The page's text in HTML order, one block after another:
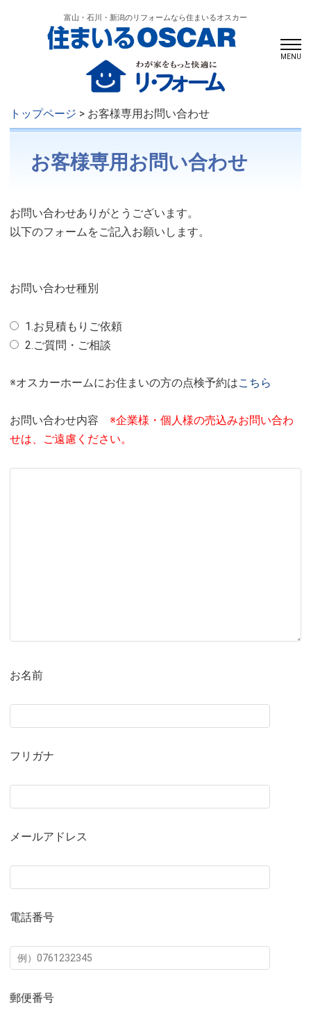
富山・石川・新潟のリフォームなら住まいるオスカー
MENU
トップページ > お客様専用お問い合わせ
お客様専用お問い合わせ
お問い合わせありがとうございます。
以下のフォームをご記入お願いします。
お問い合わせ種別
1.お見積もりご依頼
2.ご質問・ご相談
※オスカーホームにお住まいの方の点検予約はこちら
お問い合わせ内容 ※企業様・個人様の売込みお問い合わ
せは、ご遠慮ください。
お名前
フリガナ
メールアドレス
電話番号
郵便番号